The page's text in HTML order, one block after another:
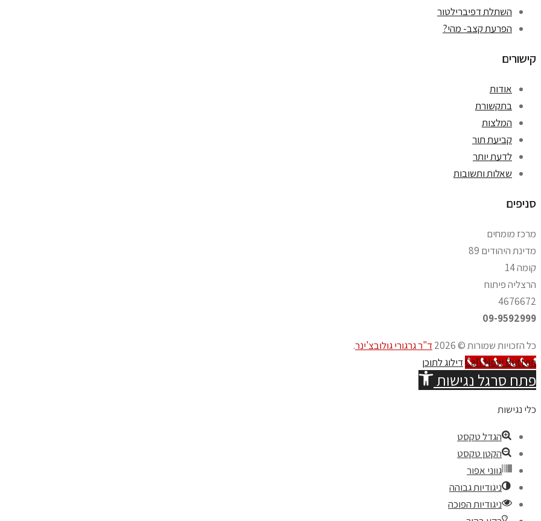
השתלת דפיברילטור
הפרעת קצב- מהי?
קישורים
אודות
בתקשורת
המלצות
קביעת תור
לדעת יותר
שאלות ותשובות
סניפים
מרכז מומחים
מדינת היהודים 89
קומה 14
הרצליה פיתוח
4676672
09-9592999
כל הזכויות שמורות © 2026 ד"ר גרגורי גולובצ'ינר.
Call Now Buttonדילוג לתוכן
פתח סרגל נגישות
כלי נגישות
הגדל טקסט
הקטן טקסט
גווני אפור
ניגודיות גבוהה
ניגודיות הפוכה